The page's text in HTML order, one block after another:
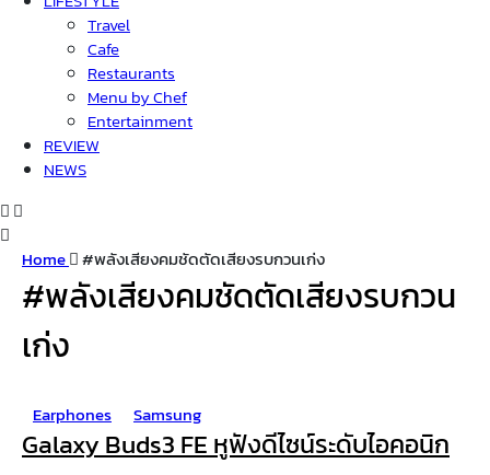
Travel
Cafe
Restaurants
Menu by Chef
Entertainment
REVIEW
NEWS
Home #พลังเสียงคมชัดตัดเสียงรบกวนเก่ง
#พลังเสียงคมชัดตัดเสียงรบกวน
เก่ง
Earphones Samsung
Galaxy Buds3 FE หูฟังดีไซน์ระดับไอคอนิก